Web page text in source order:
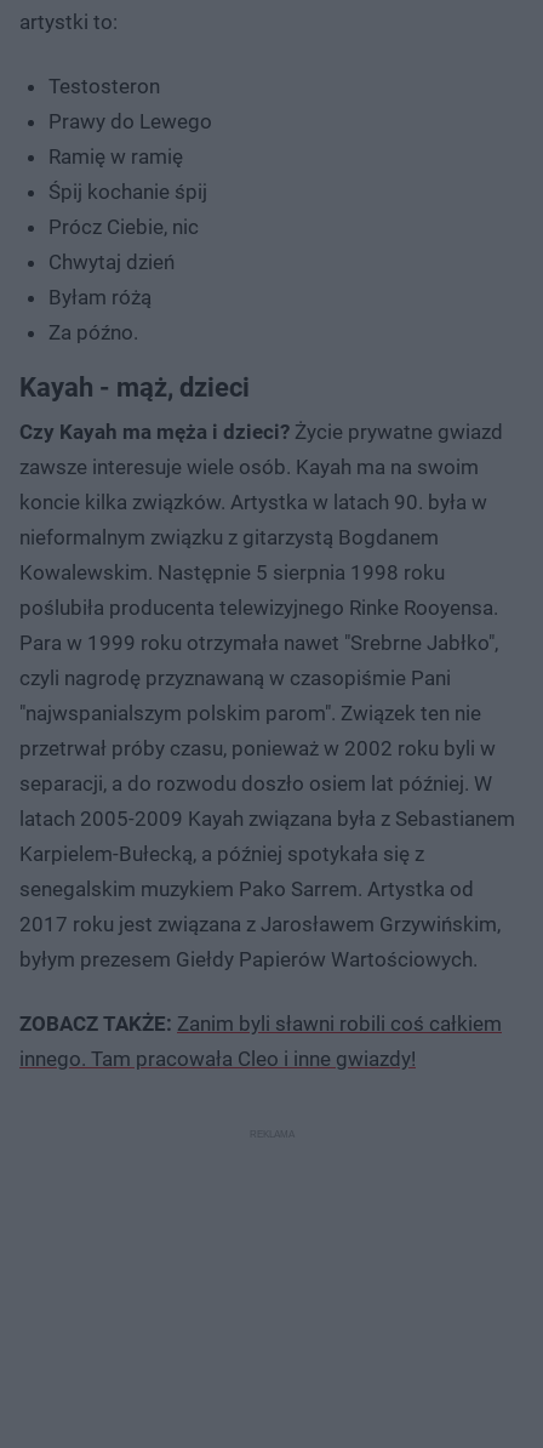
artystki to:
Testosteron
Prawy do Lewego
Ramię w ramię
Śpij kochanie śpij
Prócz Ciebie, nic
Chwytaj dzień
Byłam różą
Za późno.
Kayah - mąż, dzieci
Czy Kayah ma męża i dzieci? Życie prywatne gwiazd
zawsze interesuje wiele osób. Kayah ma na swoim
koncie kilka związków. Artystka w latach 90. była w
nieformalnym związku z gitarzystą Bogdanem
Kowalewskim. Następnie 5 sierpnia 1998 roku
poślubiła producenta telewizyjnego Rinke Rooyensa.
Para w 1999 roku otrzymała nawet "Srebrne Jabłko",
czyli nagrodę przyznawaną w czasopiśmie Pani
"najwspanialszym polskim parom". Związek ten nie
przetrwał próby czasu, ponieważ w 2002 roku byli w
separacji, a do rozwodu doszło osiem lat później. W
latach 2005-2009 Kayah związana była z Sebastianem
Karpielem-Bułecką, a później spotykała się z
senegalskim muzykiem Pako Sarrem. Artystka od
2017 roku jest związana z Jarosławem Grzywińskim,
byłym prezesem Giełdy Papierów Wartościowych.
ZOBACZ TAKŻE: Zanim byli sławni robili coś całkiem
innego. Tam pracowała Cleo i inne gwiazdy!